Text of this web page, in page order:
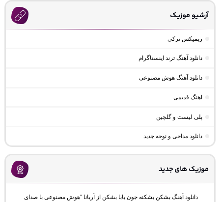
آرشیو موزیک
ریمیکس ترکی
دانلود آهنگ ترند اینستاگرام
دانلود آهنگ هوش مصنوعی
اهنگ قدیمی
پلی لیست و گلچین
دانلود مداحی و نوحه جدید
موزیک های جدید
دانلود آهنگ بشکن بشکنه جون بابا بشکن از آریانا “هوش مصنوعی با صدای